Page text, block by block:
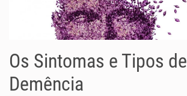
Os Sintomas e Tipos de
Demência